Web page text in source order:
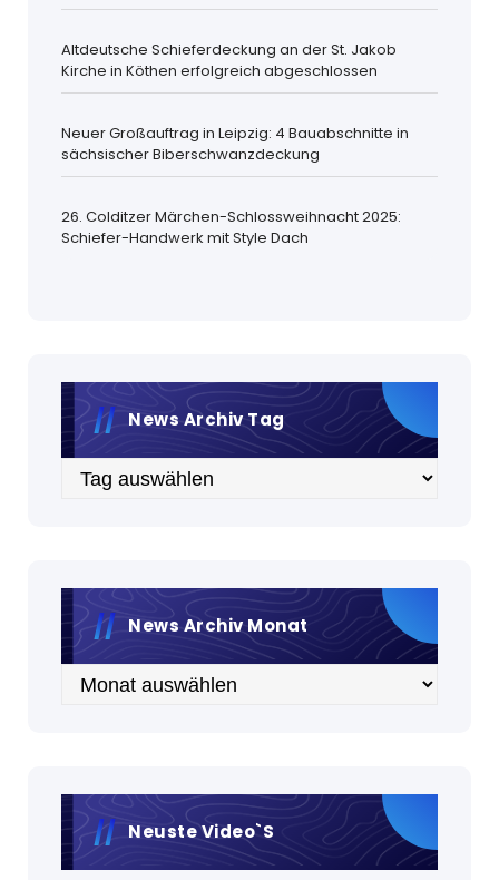
Altdeutsche Schieferdeckung an der St. Jakob
Kirche in Köthen erfolgreich abgeschlossen
Neuer Großauftrag in Leipzig: 4 Bauabschnitte in
sächsischer Biberschwanzdeckung
26. Colditzer Märchen-Schlossweihnacht 2025:
Schiefer-Handwerk mit Style Dach
News Archiv Tag
Archiv
News Archiv Monat
Archiv
Neuste Video`s